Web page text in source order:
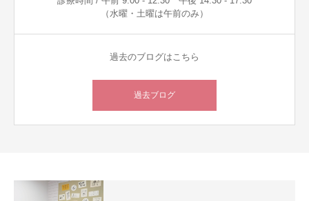
（水曜・土曜は午前のみ）
過去のブログはこちら
過去ブログ